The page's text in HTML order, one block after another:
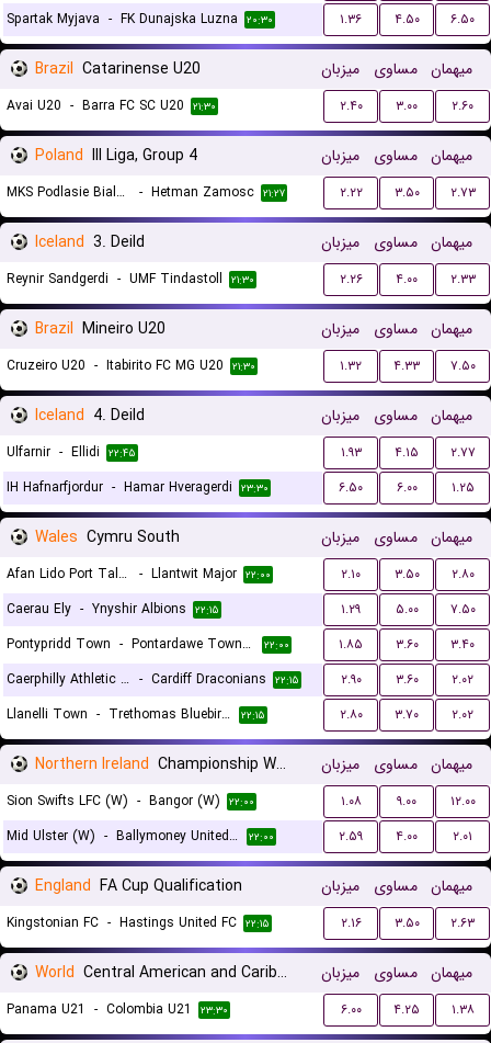
Spartak Myjava - FK Dunajska Luzna ۲۰:۳۰ ۱.۳۶ ۴.۵۰ ۶.۵۰
Brazil Catarinense U20 میزبان مساوی میهمان
Avai U20 - Barra FC SC U20 ۲۱:۳۰ ۲.۴۰ ۳.۰۰ ۲.۶۰
Poland III Liga, Group 4 میزبان مساوی میهمان
MKS Podlasie Biala Podlaska - Hetman Zamosc ۲۱:۲۷ ۲.۲۲ ۳.۵۰ ۲.۷۳
Iceland 3. Deild میزبان مساوی میهمان
Reynir Sandgerdi - UMF Tindastoll ۲۱:۳۰ ۲.۲۶ ۴.۰۰ ۲.۳۳
Brazil Mineiro U20 میزبان مساوی میهمان
Cruzeiro U20 - Itabirito FC MG U20 ۲۱:۳۰ ۱.۳۲ ۴.۳۳ ۷.۵۰
Iceland 4. Deild میزبان مساوی میهمان
Ulfarnir - Ellidi ۲۲:۴۵ ۱.۹۳ ۴.۱۵
۲.۷۷
IH Hafnarfjordur - Hamar Hveragerdi ۲۳:۳۰ ۶.۵۰ ۶.۰۰ ۱.۲۵
Wales Cymru South میزبان مساوی میهمان
Afan Lido Port Talbot - Llantwit Major ۲۲:۰۰ ۲.۱۰ ۳.۵۰
۲.۸۰
Caerau Ely - Ynyshir Albions ۲۲:۱۵ ۱.۲۹ ۵.۰۰
۷.۵۰
Pontypridd Town - Pontardawe Town A.F.C. ۲۲:۰۰ ۱.۸۵ ۳.۶۰
۳.۴۰
Caerphilly Athletic FC - Cardiff Draconians ۲۲:۱۵ ۲.۹۰ ۳.۶۰
۲.۰۲
Llanelli Town - Trethomas Bluebirds ۲۲:۱۵ ۲.۸۰ ۳.۷۰ ۲.۰۲
Northern Ireland Championship Women میزبان مساوی میهمان
Sion Swifts LFC (W) - Bangor (W) ۲۲:۰۰ ۱.۰۸ ۹.۰۰
۱۲.۰۰
Mid Ulster (W) - Ballymoney United (W) ۲۲:۰۰ ۲.۵۹ ۴.۰۰ ۲.۰۱
England FA Cup Qualification میزبان مساوی میهمان
Kingstonian FC - Hastings United FC ۲۲:۱۵ ۲.۱۶ ۳.۵۰ ۲.۶۳
World Central American and Caribbean Games میزبان مساوی میهمان
Panama U21 - Colombia U21 ۲۳:۳۰ ۶.۰۰ ۴.۲۵ ۱.۳۸